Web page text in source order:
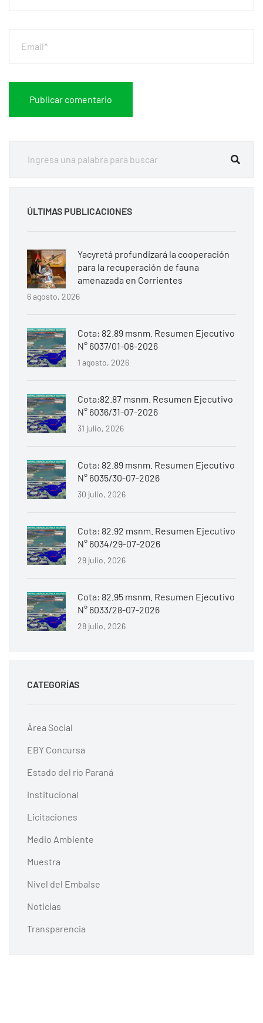
ÚLTIMAS PUBLICACIONES
Yacyretá profundizará la cooperación
para la recuperación de fauna
amenazada en Corrientes
6 agosto, 2026
Cota: 82.89 msnm. Resumen Ejecutivo
N° 6037/01-08-2026
1 agosto, 2026
Cota:82.87 msnm. Resumen Ejecutivo
N° 6036/31-07-2026
31 julio, 2026
Cota: 82.89 msnm. Resumen Ejecutivo
N° 6035/30-07-2026
30 julio, 2026
Cota: 82.92 msnm. Resumen Ejecutivo
N° 6034/29-07-2026
29 julio, 2026
Cota: 82.95 msnm. Resumen Ejecutivo
N° 6033/28-07-2026
28 julio, 2026
CATEGORÍAS
Área Social
EBY Concursa
Estado del río Paraná
Institucional
Licitaciones
Medio Ambiente
Muestra
Nivel del Embalse
Noticias
Transparencia